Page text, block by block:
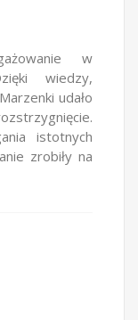
w
wiedzy,
udało
istotnych
zrobiły na